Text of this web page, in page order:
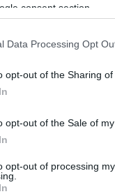
consent section.
Data Processing Opt
opt-out of the Sharing of
opt-out of the Sale of my
opt-out of processing